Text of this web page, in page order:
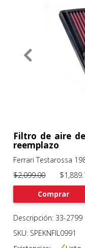
Productos
Previous
Filtro de aire
reemplazo
Ferrari Testarossa
$2,099.00
Comprar
Descripción: 33-2799
SKU: SPEKNFIL0991